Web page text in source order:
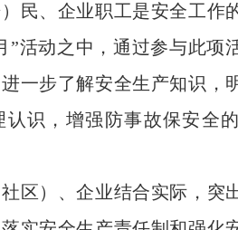
、企业职工是安全工作
”活动之中，通过参与此项
一步了解安全生产知识，
认识，增强防事故保安全
）、企业结合实际，突